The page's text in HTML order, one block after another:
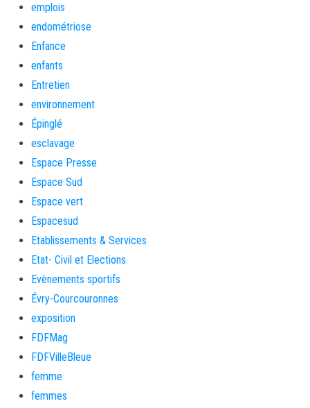
emplois
endométriose
Enfance
enfants
Entretien
environnement
Épinglé
esclavage
Espace Presse
Espace Sud
Espace vert
Espacesud
Etablissements & Services
Etat- Civil et Elections
Evènements sportifs
Évry-Courcouronnes
exposition
FDFMag
FDFVilleBleue
femme
femmes